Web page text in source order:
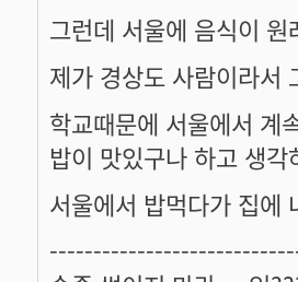
그런데 서울에 음식이
제가 경상도 사람이라서
학교때문에 서울에서 계
밥이 맛있구나 하고 생각
서울에서 밥먹다가 집에